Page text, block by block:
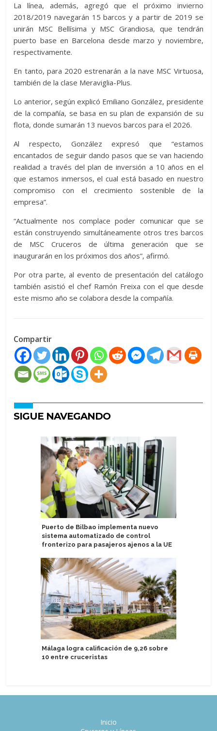
La línea, además, agregó que el próximo invierno
2018/2019 navegarán 15 barcos y a partir de 2019 se
unirán MSC Bellísima y MSC Grandiosa, que tendrán
puerto base en Barcelona desde marzo y noviembre,
respectivamente.
En tanto, para 2020 estrenarán a la nave MSC Virtuosa,
también de la clase Meraviglia-Plus.
Lo anterior, según explicó Emiliano González, presidente
de la compañía, se basa en su plan de expansión de su
flota, donde sumarán 13 nuevos barcos para el 2026.
Al respecto, González expresó que “estamos
encantados de seguir dando pasos que se van haciendo
realidad a través del plan de inversión a 10 años en el
que estamos inmersos, el cual está basado en nuestro
compromiso con el crecimiento sostenible de la
empresa”.
“Actualmente nos complace poder comunicar que se
están construyendo simultáneamente otros tres barcos
de MSC Cruceros de última generación que se
inaugurarán en los próximos dos años”, afirmó.
Por otra parte, al evento de presentación del catálogo
también asistió el chef Ramón Freixa con el que desde
este mismo año se colabora desde la compañía.
Compartir
SIGUE NAVEGANDO
Puerto de Bilbao implementa nuevo
sistema automatizado de control
fronterizo para pasajeros ajenos a la UE
Málaga logra calificación de 9,26 sobre
10 entre cruceristas
Inicio